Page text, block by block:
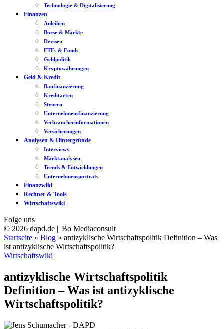
Technologie & Digitalisierung
Finanzen
Anleihen
Börse & Märkte
Devisen
ETFs & Fonds
Geldpolitik
Kryptowährungen
Geld & Kredit
Baufinanzierung
Kreditarten
Steuern
Unternehmensfinanzierung
Verbraucherinformationen
Versicherungen
Analysen & Hintergründe
Interviews
Marktanalysen
Trends & Entwicklungen
Unternehmensporträts
Finanzwiki
Rechner & Tools
Wirtschaftswiki
Folge uns
© 2026 dapd.de || Bo Mediaconsult
Startseite » Blog » antizyklische Wirtschaftspolitik Definition – Was
ist antizyklische Wirtschaftspolitik?
Wirtschaftswiki
antizyklische Wirtschaftspolitik
Definition – Was ist antizyklische
Wirtschaftspolitik?